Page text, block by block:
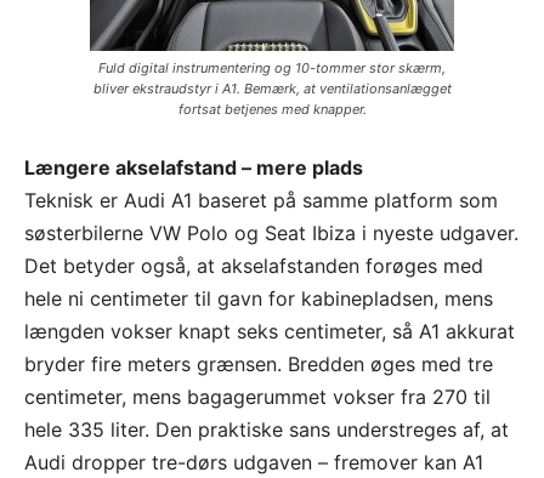
Fuld digital instrumentering og 10-tommer stor skærm,
bliver ekstraudstyr i A1. Bemærk, at ventilationsanlægget
fortsat betjenes med knapper.
Længere akselafstand – mere plads
Teknisk er Audi A1 baseret på samme platform som
søsterbilerne VW Polo og Seat Ibiza i nyeste udgaver.
Det betyder også, at akselafstanden forøges med
hele ni centimeter til gavn for kabinepladsen, mens
længden vokser knapt seks centimeter, så A1 akkurat
bryder fire meters grænsen. Bredden øges med tre
centimeter, mens bagagerummet vokser fra 270 til
hele 335 liter. Den praktiske sans understreges af, at
Audi dropper tre-dørs udgaven – fremover kan A1